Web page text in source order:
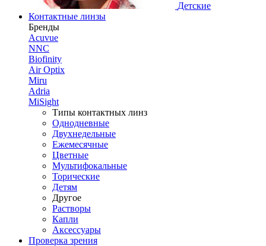
Детские
Контактные линзы
Бренды
Acuvue
NNC
Biofinity
Air Optix
Miru
Adria
MiSight
Типы контактных линз
Однодневные
Двухнедельные
Ежемесячные
Цветные
Мультифокальные
Торические
Детям
Другое
Растворы
Капли
Аксессуары
Проверка зрения